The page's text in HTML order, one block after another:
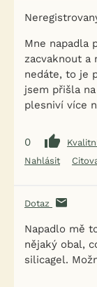
Mne napadla
zacvaknout a
nedáte, to je
jsem přišla
plesniví více
0
Nahlásit
Dotaz
Napadlo mě
nějaký obal,
silicagel.